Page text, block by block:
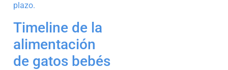
plazo.
Timeline de la
alimentación
de gatos bebés